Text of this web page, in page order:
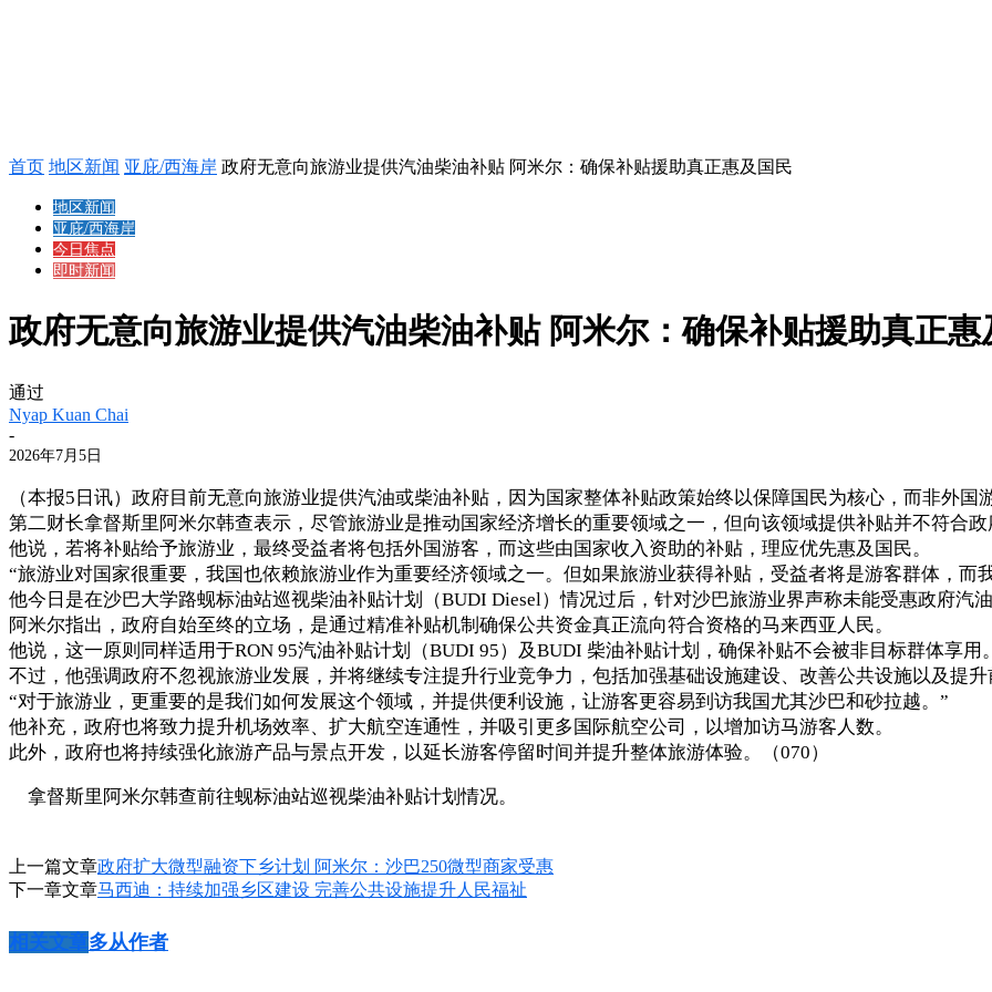
首页 地区新闻 亚庇/西海岸 政府无意向旅游业提供汽油柴油补贴 阿米尔：确保补贴援助真正惠及国民
地区新闻
亚庇/西海岸
今日焦点
即时新闻
政府无意向旅游业提供汽油柴油补贴 阿米尔：确保补贴援助真正惠
通过
Nyap Kuan Chai
-
2026年7月5日
（本报5日讯）政府目前无意向旅游业提供汽油或柴油补贴，因为国家整体补贴政策始终以保障国民为核心，而非外国
第二财长拿督斯里阿米尔韩查表示，尽管旅游业是推动国家经济增长的重要领域之一，但向该领域提供补贴并不符合
他说，若将补贴给予旅游业，最终受益者将包括外国游客，而这些由国家收入资助的补贴，理应优先惠及国民。
“旅游业对国家很重要，我国也依赖旅游业作为重要经济领域之一。但如果旅游业获得补贴，受益者将是游客群体，而
他今日是在沙巴大学路蚬标油站巡视柴油补贴计划（BUDI Diesel）情况过后，针对沙巴旅游业界声称未能受惠政府汽
阿米尔指出，政府自始至终的立场，是通过精准补贴机制确保公共资金真正流向符合资格的马来西亚人民。
他说，这一原则同样适用于RON 95汽油补贴计划（BUDI 95）及BUDI 柴油补贴计划，确保补贴不会被非目标群体享用
不过，他强调政府不忽视旅游业发展，并将继续专注提升行业竞争力，包括加强基础设施建设、改善公共设施以及提
“对于旅游业，更重要的是我们如何发展这个领域，并提供便利设施，让游客更容易到访我国尤其沙巴和砂拉越。”
他补充，政府也将致力提升机场效率、扩大航空连通性，并吸引更多国际航空公司，以增加访马游客人数。
此外，政府也将持续强化旅游产品与景点开发，以延长游客停留时间并提升整体旅游体验。（070）
拿督斯里阿米尔韩查前往蚬标油站巡视柴油补贴计划情况。
上一篇文章政府扩大微型融资下乡计划 阿米尔：沙巴250微型商家受惠
下一章文章马西迪：持续加强乡区建设 完善公共设施提升人民福祉
相关文章多从作者